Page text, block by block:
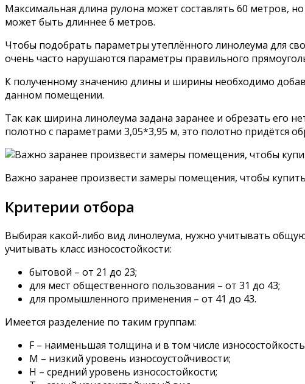
Максимальная длина рулона может составлять 60 метров,
может быть длиннее 6 метров.
Чтобы подобрать параметры утеплённого линолеума для
очень часто нарушаются параметры правильного
К полученному значению длины и ширины необходимо
данном помещении.
Так как ширина линолеума задана заранее и обрезать его
полотно с параметрами 3,05*3,95 м, это полотно придётся
Важно заранее произвести замеры помещения, чтобы
Критерии отбора
Выбирая какой-либо вид линолеума, нужно учитывать
учитывать класс износостойкости:
бытовой – от 21 до 23;
для мест общественного пользования – от 31 до 43;
для промышленного применения – от 41 до 43.
Имеется разделение по таким группам:
F – наименьшая толщина и в том числе
M – низкий уровень износоустойчивости;
Н – средний уровень износостойкости;